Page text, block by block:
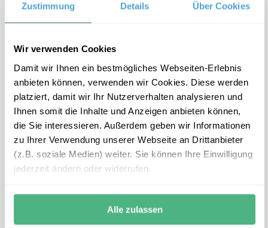
Zustimmung Details Über Cookies
Wir verwenden Cookies
Damit wir Ihnen ein bestmögliches Webseiten-Erlebnis
anbieten können, verwenden wir Cookies. Diese werden
platziert, damit wir Ihr Nutzerverhalten analysieren und
Ihnen somit die Inhalte und Anzeigen anbieten können,
die Sie interessieren. Außerdem geben wir Informationen
zu Ihrer Verwendung unserer Webseite an Drittanbieter
(z.B. soziale Medien) weiter. Sie können Ihre Einwilligung
jederzeit ändern oder widerrufen.
Alle zulassen
E-Mail
skandinavien-familienreisen
@erlebe.de
Montag – Freitag: